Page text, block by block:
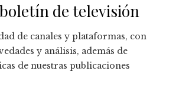
de televisión
de canales y plataformas, con
y análisis, además de
de nuestras publicaciones